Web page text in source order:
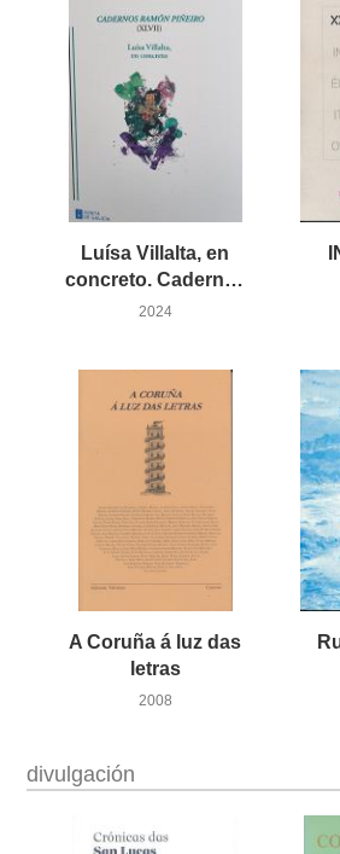
Luísa Villalta, en
concreto. Cadernos Ramón Piñeiro (XLVII)
2024
A Coruña á luz das
letras
2008
divulgación